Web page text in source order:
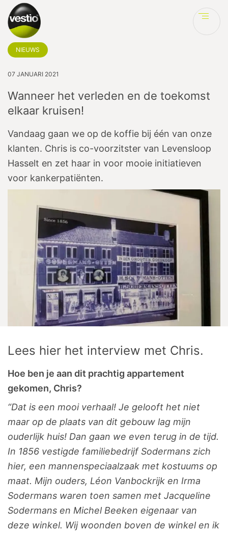
NIEUWS
07 JANUARI 2021
Wanneer het verleden en de toekomst
elkaar kruisen!
Vandaag gaan we op de koffie bij één van onze
klanten. Chris is co-voorzitster van Levensloop
Hasselt en zet haar in voor mooie initiatieven
voor kankerpatiënten.
Lees hier het interview met Chris.
Hoe ben je aan dit prachtig appartement
gekomen, Chris?
“Dat is een mooi verhaal! Je gelooft het niet
maar op de plaats van dit gebouw lag mijn
ouderlijk huis! Dan gaan we even terug in de tijd.
In 1856 vestigde familiebedrijf Sodermans zich
hier, een mannenspeciaalzaak met kostuums op
maat. Mijn ouders, Léon Vanbockrijk en Irma
Sodermans waren toen samen met Jacqueline
Sodermans en Michel Beeken eigenaar van
deze winkel. Wij woonden boven de winkel en ik